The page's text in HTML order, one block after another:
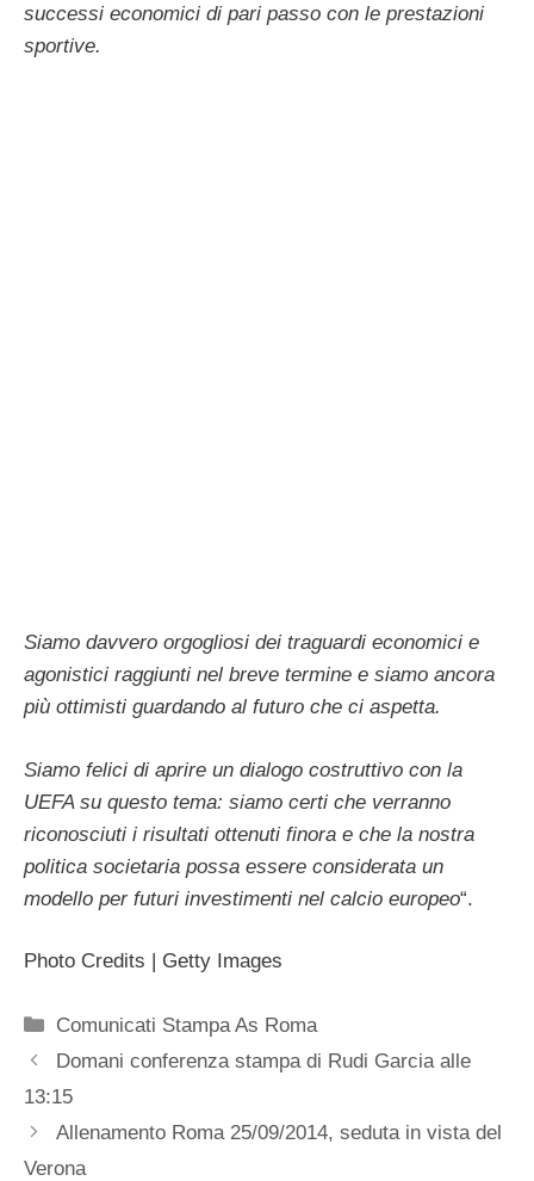
successi economici di pari passo con le prestazioni
sportive.
Siamo davvero orgogliosi dei traguardi economici e
agonistici raggiunti nel breve termine e siamo ancora
più ottimisti guardando al futuro che ci aspetta.
Siamo felici di aprire un dialogo costruttivo con la
UEFA su questo tema: siamo certi che verranno
riconosciuti i risultati ottenuti finora e che la nostra
politica societaria possa essere considerata un
modello per futuri investimenti nel calcio europeo“.
Photo Credits | Getty Images
Categorie
Comunicati Stampa As Roma
Domani conferenza stampa di Rudi Garcia alle
13:15
Allenamento Roma 25/09/2014, seduta in vista del
Verona